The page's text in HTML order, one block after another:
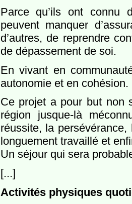
Parce qu’ils ont connu
peuvent manquer
d’autres, de reprendre
de dépassement de soi.
En vivant en
autonomie et en cohésion.
Ce projet a pour but non
région jusque-là
réussite, la
longuement travaillé et
Un séjour qui sera
[...]
Activités physiques